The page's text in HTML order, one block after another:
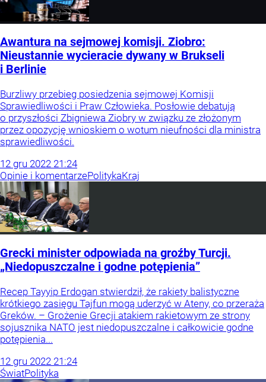
Awantura na sejmowej komisji. Ziobro:
Nieustannie wycieracie dywany w Brukseli
i Berlinie
Burzliwy przebieg posiedzenia sejmowej Komisji
Sprawiedliwości i Praw Człowieka. Posłowie debatują
o przyszłości Zbigniewa Ziobry w związku ze złożonym
przez opozycję wnioskiem o wotum nieufności dla ministra
sprawiedliwości.
12 gru 2022 21:24
Opinie i komentarzePolitykaKraj
Grecki minister odpowiada na groźby Turcji.
„Niedopuszczalne i godne potępienia”
Recep Tayyip Erdogan stwierdził, że rakiety balistyczne
krótkiego zasięgu Tajfun mogą uderzyć w Ateny, co przeraża
Greków. – Grożenie Grecji atakiem rakietowym ze strony
sojusznika NATO jest niedopuszczalne i całkowicie godne
potępienia...
12 gru 2022 21:24
ŚwiatPolityka